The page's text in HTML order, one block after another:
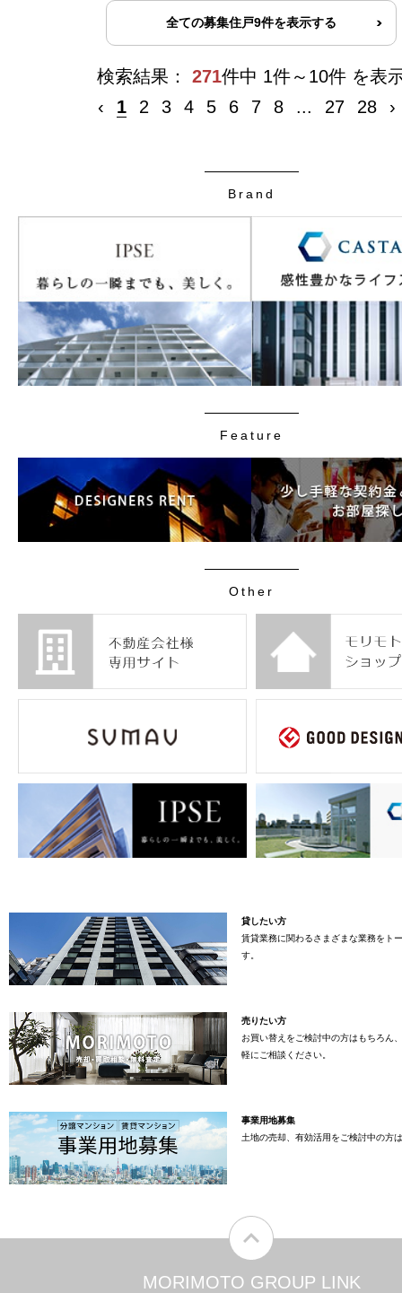
全ての募集住戸9件を表示する
検索結果： 271件中 1件～10件 を表
‹
1 2 3 4 5 6 7 8 ... 27 28 ›
Brand
Feature
Other
貸したい方
賃貸業務に関わるさまざまな業務をト
す。
売りたい方
お買い替えをご検討中の方はもちろん
軽にご相談ください。
事業用地募集
土地の売却、有効活用をご検討中の方
MORIMOTO GROUP LINK